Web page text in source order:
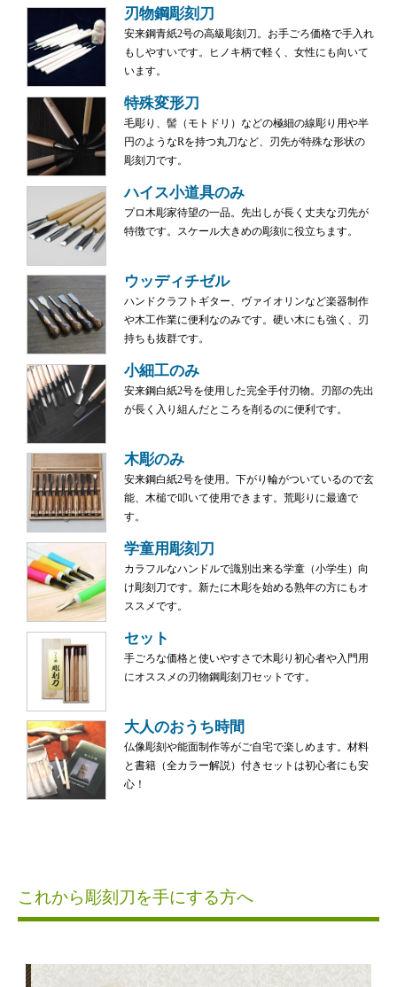
刃物鋼彫刻刀
安来鋼青紙2号の高級彫刻刀。お手ごろ価格で手入れ
もしやすいです。ヒノキ柄で軽く、女性にも向いて
います。
特殊変形刀
毛彫り、髻（モトドリ）などの極細の線彫り用や半
円のようなRを持つ丸刀など、刃先が特殊な形状の
彫刻刀です。
ハイス小道具のみ
プロ木彫家待望の一品。先出しが長く丈夫な刃先が
特徴です。スケール大きめの彫刻に役立ちます。
ウッディチゼル
ハンドクラフトギター、ヴァイオリンなど楽器制作
や木工作業に便利なのみです。硬い木にも強く、刃
持ちも抜群です。
小細工のみ
安来鋼白紙2号を使用した完全手付刃物。刃部の先出
が長く入り組んだところを削るのに便利です。
木彫のみ
安来鋼白紙2号を使用。下がり輪がついているので玄
能、木槌で叩いて使用できます。荒彫りに最適で
す。
学童用彫刻刀
カラフルなハンドルで識別出来る学童（小学生）向
け彫刻刀です。新たに木彫を始める熟年の方にもオ
ススメです。
セット
手ごろな価格と使いやすさで木彫り初心者や入門用
にオススメの刃物鋼彫刻刀セットです。
大人のおうち時間
仏像彫刻や能面制作等がご自宅で楽しめます。材料
と書籍（全カラー解説）付きセットは初心者にも安
心！
これから彫刻刀を手にする方へ